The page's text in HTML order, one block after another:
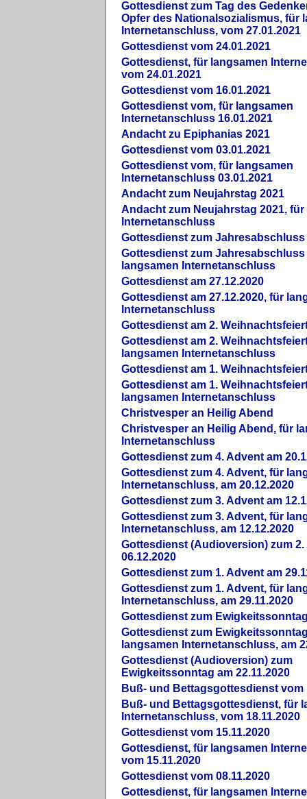
Gottesdienst zum Tag des
Opfer des Nationalsozialismus, für
Internetanschluss, vom 27.01.2021
Gottesdienst vom 24.01.2021
Gottesdienst, für langsamen
vom 24.01.2021
Gottesdienst vom 16.01.2021
Gottesdienst vom, für langsamen
Internetanschluss 16.01.2021
Andacht zu Epiphanias 2021
Gottesdienst vom 03.01.2021
Gottesdienst vom, für langsamen
Internetanschluss 03.01.2021
Andacht zum Neujahrstag 2021
Andacht zum Neujahrstag 2021,
Internetanschluss
Gottesdienst zum Jahresabschluss
Gottesdienst zum Jahresabschluss
langsamen Internetanschluss
Gottesdienst am 27.12.2020
Gottesdienst am 27.12.2020, für
Internetanschluss
Gottesdienst am 2.
Gottesdienst am 2.
langsamen Internetanschluss
Gottesdienst am 1.
Gottesdienst am 1.
langsamen Internetanschluss
Christvesper an Heilig Abend
Christvesper an Heilig Abend, für
Internetanschluss
Gottesdienst zum 4. Advent am
Gottesdienst zum 4. Advent, für
Internetanschluss, am 20.12.2020
Gottesdienst zum 3. Advent am
Gottesdienst zum 3. Advent, für
Internetanschluss, am 12.12.2020
Gottesdienst (Audioversion) zum 2.
06.12.2020
Gottesdienst zum 1. Advent am
Gottesdienst zum 1. Advent, für
Internetanschluss, am 29.11.2020
Gottesdienst zum
Gottesdienst zum
langsamen Internetanschluss, am
Gottesdienst (Audioversion) zum
Ewigkeitssonntag am 22.11.2020
Buß- und Bettagsgottesdienst vom
Buß- und Bettagsgottesdienst, für
Internetanschluss, vom 18.11.2020
Gottesdienst vom 15.11.2020
Gottesdienst, für langsamen
vom 15.11.2020
Gottesdienst vom 08.11.2020
Gottesdienst, für langsamen